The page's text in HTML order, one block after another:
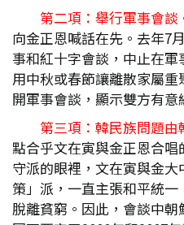
第二項：舉行軍事會談
向金正恩喊話在先。去年7
事和紅十字會談，中止在
用中秋或春節讓離散家屬
開軍事會談，顯示雙方有意
第三項：韓民族問題由
點合乎文在寅與金正恩合
守派的眼裡，文在寅與金
策」派，一直主張和平統
脫離貧窮。因此，會談中